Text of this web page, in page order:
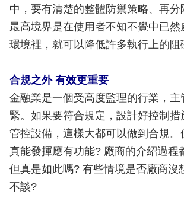
中，要有清楚的整體防禦策略、再分
最高境界是在使用者不知不覺中已然
環境裡，就可以降低許多執行上的阻
合規之外 有效更重要
金融業是一個受高度監理的行業，主
緊。如果要符合規定，設計好控制措
管控設備，這樣大都可以做到合規。
真能發揮應有功能? 廠商的介紹過程
但真是如此嗎? 有些情境是否廠商沒
不談?